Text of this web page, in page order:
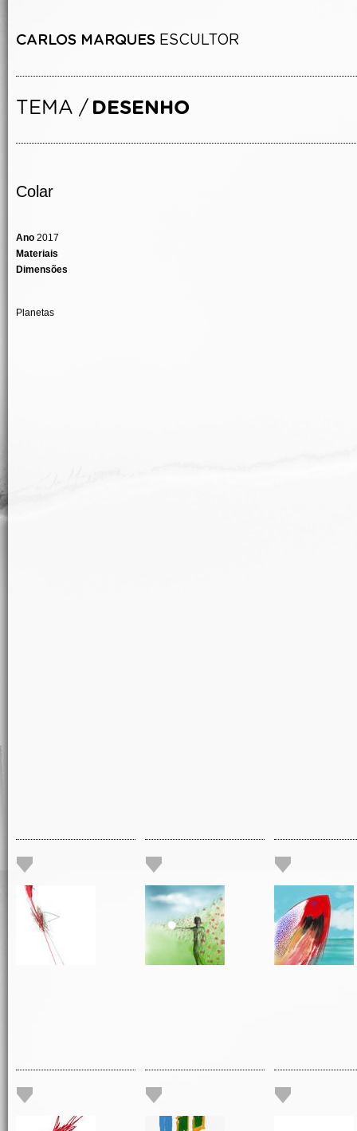
Colar
Ano 2017
Materiais
Dimensões
Planetas